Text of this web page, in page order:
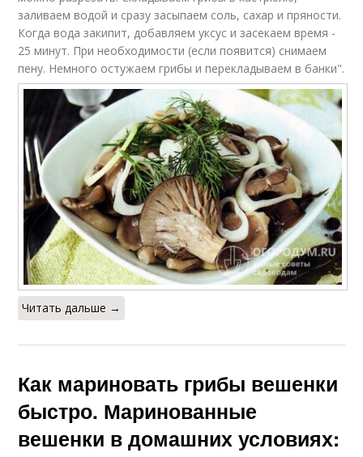
заливаем водой и сразу засыпаем соль, сахар и пряности.
Когда вода закипит, добавляем уксус и засекаем время -
25 минут. При необходимости (если появится) снимаем
пену. Немного остужаем грибы и перекладываем в банки".
Читать дальше →
Как мариновать грибы вешенки
быстро. Маринованные
вешенки в домашних условиях: